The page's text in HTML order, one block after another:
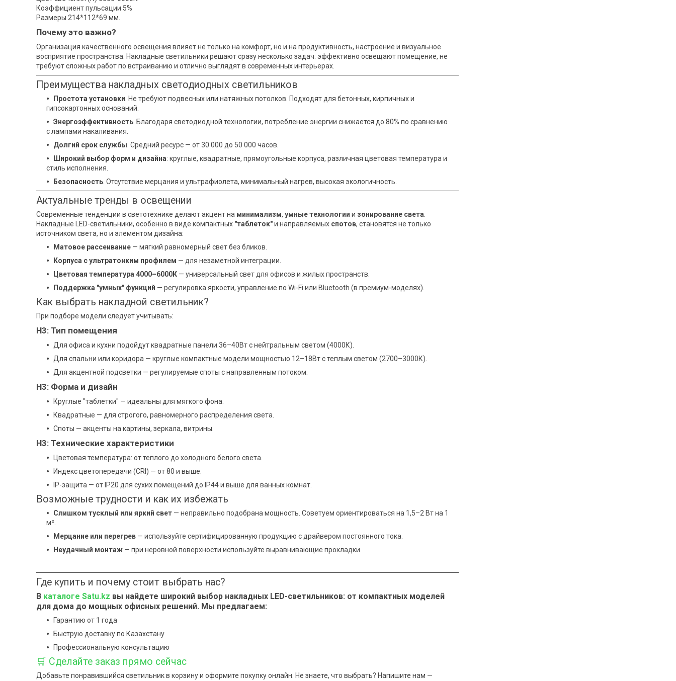
Коэффициент пульсации 5%
Размеры 214*112*69 мм.
Почему это важно?
Организация качественного освещения влияет не только на комфорт, но и на продуктивность, настроение и визуальное
восприятие пространства. Накладные светильники решают сразу несколько задач: эффективно освещают помещение, не
требуют сложных работ по встраиванию и отлично выглядят в современных интерьерах.
Преимущества накладных светодиодных светильников
Простота установки. Не требуют подвесных или натяжных потолков. Подходят для бетонных, кирпичных и
гипсокартонных оснований.
Энергоэффективность. Благодаря светодиодной технологии, потребление энергии снижается до 80% по сравнению
с лампами накаливания.
Долгий срок службы. Средний ресурс — от 30 000 до 50 000 часов.
Широкий выбор форм и дизайна: круглые, квадратные, прямоугольные корпуса, различная цветовая температура и
стиль исполнения.
Безопасность. Отсутствие мерцания и ультрафиолета, минимальный нагрев, высокая экологичность.
Актуальные тренды в освещении
Современные тенденции в светотехнике делают акцент на минимализм, умные технологии и зонирование света
Накладные LED-светильники, особенно в виде компактных "таблеток"и направляемых спотов, становятся не только
источником света, но и элементом дизайна:
Матовое рассеивание — мягкий равномерный свет без бликов.
Корпуса с ультратонким профилем — для незаметной интеграции.
Цветовая температура 4000–6000К — универсальный свет для офисов и жилых пространств.
Поддержка "умных" функций — регулировка яркости, управление по Wi-Fi или Bluetooth (в премиум-моделях).
Как выбрать накладной светильник?
При подборе модели следует учитывать:
H3: Тип помещения
Для офиса и кухни подойдут квадратные панели 36–40Вт с нейтральным светом (4000К).
Для спальни или коридора — круглые компактные модели мощностью 12–18Вт с теплым светом (2700–3000К).
Для акцентной подсветки — регулируемые споты с направленным потоком.
H3: Форма и дизайн
Круглые "таблетки" — идеальны для мягкого фона.
Квадратные — для строгого, равномерного распределения света.
Споты — акценты на картины, зеркала, витрины.
H3: Технические характеристики
Цветовая температура: от теплого до холодного белого света.
Индекс цветопередачи (CRI) — от 80 и выше.
IP-защита — от IP20 для сухих помещений до IP44 и выше для ванных комнат.
Возможные трудности и как их избежать
Слишком тусклый или яркий свет — неправильно подобрана мощность. Советуем ориентироваться на 1,5–2 Вт на 1
м².
Мерцание или перегрев — используйте сертифицированную продукцию с драйвером постоянного тока.
Неудачный монтаж — при неровной поверхности используйте выравнивающие прокладки.
Где купить и почему стоит выбрать нас?
В каталоге Satu.kz вы найдете широкий выбор накладных LED-светильников: от компактных моделей
для дома до мощных офисных решений. Мы предлагаем:
Гарантию от 1 года
Быструю доставку по Казахстану
Профессиональную консультацию
🛒 Сделайте заказ прямо сейчас
Добавьте понравившийся светильник в корзину и оформите покупку онлайн. Не знаете, что выбрать? Напишите нам —